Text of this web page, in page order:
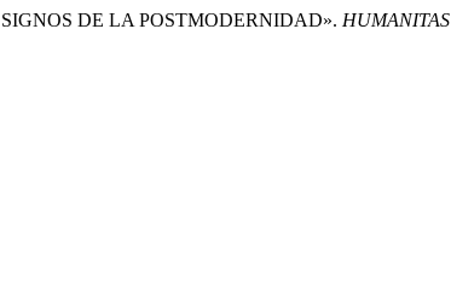
DE LA POSTMODERNIDAD».